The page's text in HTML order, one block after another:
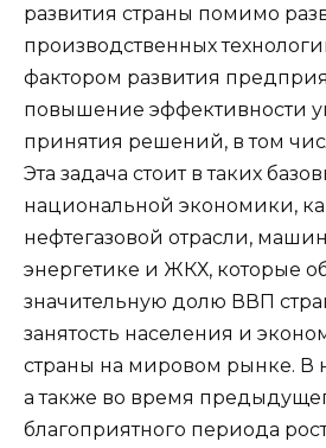
развития страны помимо
производственных
фактором развития
повышение эффективности
принятия решений, в том
Эта задача стоит в таких
национальной экономики,
нефтегазовой отрасли,
энергетике и ЖКХ, которые
значительную долю ВВП
занятость населения и
страны на мировом рынке. В
а также во время
благоприятного периода